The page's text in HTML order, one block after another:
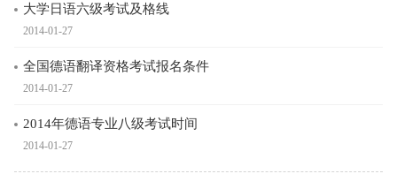
大学日语六级考试及格线
2014-01-27
全国德语翻译资格考试报名条件
2014-01-27
2014年德语专业八级考试时间
2014-01-27